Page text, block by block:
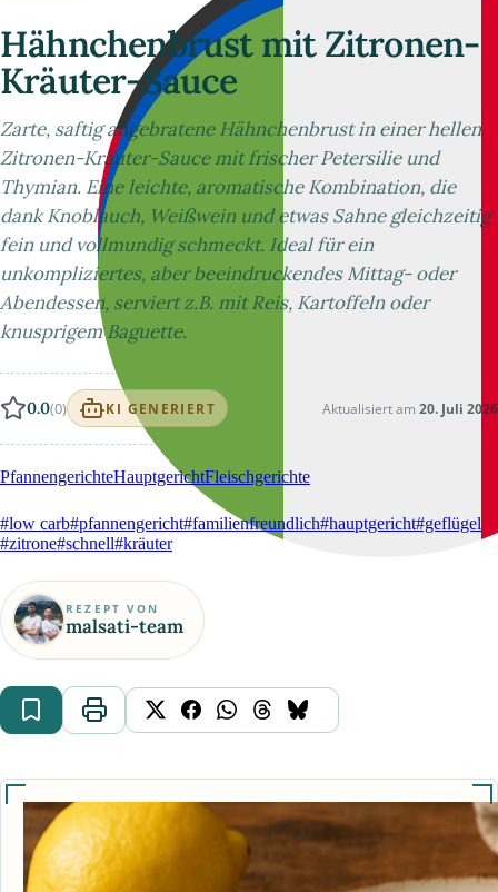
Hähnchenbrust mit Zitronen-
Kräuter-Sauce
Zarte, saftig angebratene Hähnchenbrust in einer hellen
Zitronen-Kräuter-Sauce mit frischer Petersilie und
Thymian. Eine leichte, aromatische Kombination, die
dank Knoblauch, Weißwein und etwas Sahne gleichzeitig
fein und vollmundig schmeckt. Ideal für ein
unkompliziertes, aber beeindruckendes Mittag- oder
Abendessen, serviert z.B. mit Reis, Kartoffeln oder
knusprigem Baguette.
0.0(0) KI GENERIERT Aktualisiert am 20. Juli 2026
PfannengerichteHauptgerichtFleischgerichte
#low carb#pfannengericht#familienfreundlich#hauptgericht#geflügel
#zitrone#schnell#kräuter
REZEPT VON
malsati-team